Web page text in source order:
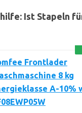
Ist Stapeln
Frontlader
8 kg
A-10%